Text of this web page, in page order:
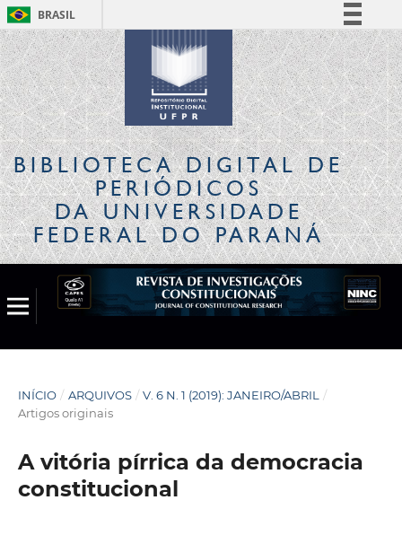
BRASIL
Simplifique!
Comunica BR
Participe
Acesso à informação
Legislação
Canais
BIBLIOTECA DIGITALDE
PERIÓDICOS
DA UNIVERSIDADE
FEDERAL DO PARANÁ
INÍCIO / ARQUIVOS / V. 6 N. 1 (2019): JANEIRO/ABRIL
/
Artigos originais
A vitória pírrica da democracia
constitucional